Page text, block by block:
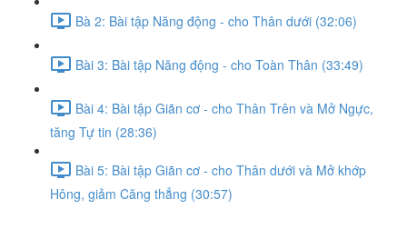
Bà 2: Bài tập Năng động - cho Thân dưới (32:06)
Bài 3: Bài tập Năng động - cho Toàn Thân (33:49)
Bài 4: Bài tập Giãn cơ - cho Thân Trên và Mở Ngực,
tăng Tự tin (28:36)
Bài 5: Bài tập Giãn cơ - cho Thân dưới và Mở khớp
Hông, giảm Căng thẳng (30:57)